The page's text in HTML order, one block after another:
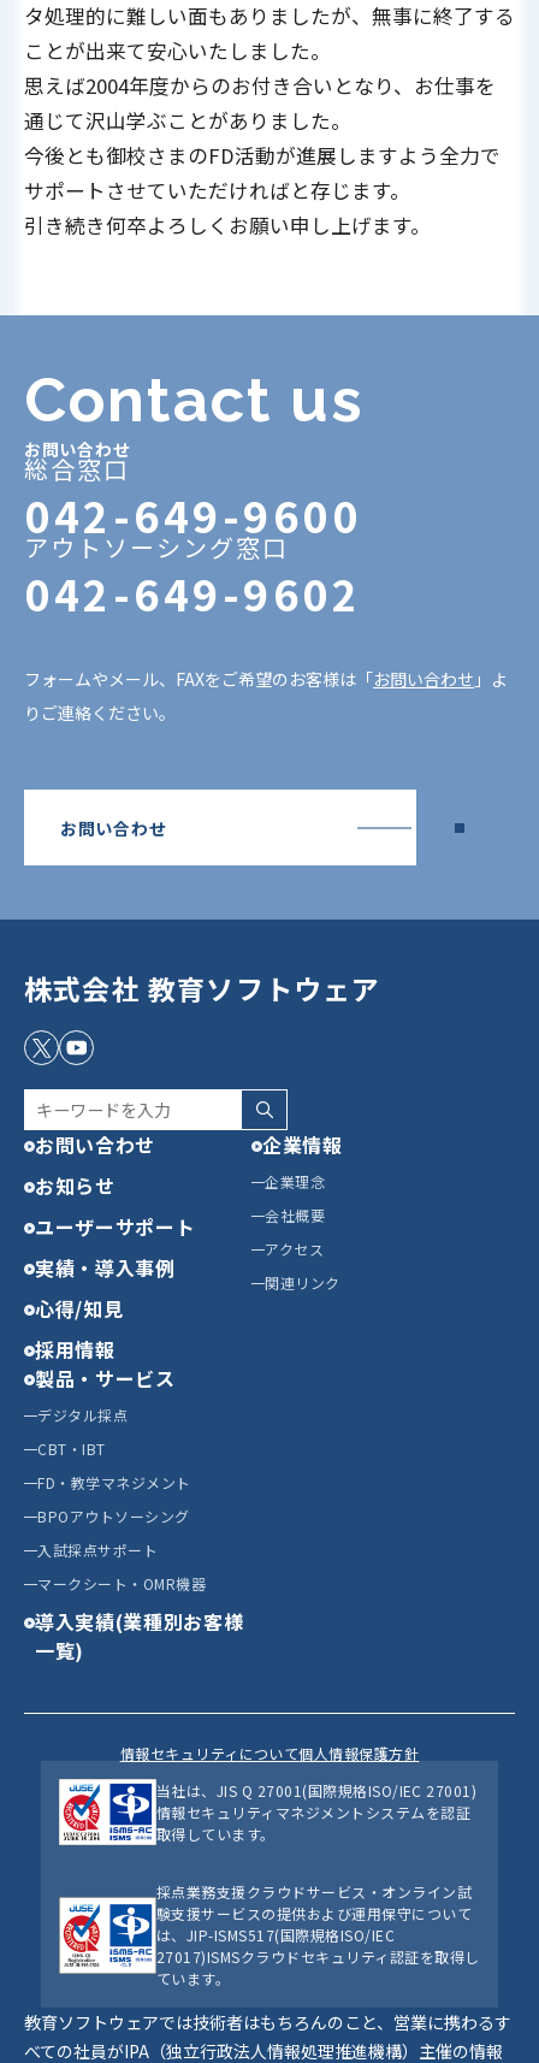
タ処理的に難しい面もありましたが、無事に終了する
ことが出来て安心いたしました。
思えば2004年度からのお付き合いとなり、お仕事を
通じて沢山学ぶことがありました。
今後とも御校さまのFD活動が進展しますよう全力で
サポートさせていただければと存じます。
引き続き何卒よろしくお願い申し上げます。
お問い合わせ
総合窓口
042-649-9600
アウトソーシング窓口
042-649-9602
フォームやメール、FAXをご希望のお客様は「お問い合わせ 」よ
りご連絡ください。
お問い合わせ
株式会社 教育ソフトウェア
お問い合わせ
お知らせ
ユーザーサポート
実績・導入事例
心得/知見
採用情報
企業情報
企業理念
会社概要
アクセス
関連リンク
製品・サービス
デジタル採点
CBT・IBT
FD・教学マネジメント
BPOアウトソーシング
入試採点サポート
マークシート・OMR機器
導入実績(業種別お客様
一覧)
教育ソフトウェアでは技術者はもちろんのこと、営業に携わるす
べての社員がIPA（独立行政法人情報処理推進機構）主催の情報
情報セキュリティについて個人情報保護方針
当社は、JIS Q 27001(国際規格ISO/IEC 27001)
情報セキュリティマネジメントシステムを認証
取得しています。
採点業務支援クラウドサービス・オンライン試
験支援サービスの提供および運用保守について
は、JIP-ISMS517(国際規格ISO/IEC
27017)ISMSクラウドセキュリティ認証を取得し
ています。